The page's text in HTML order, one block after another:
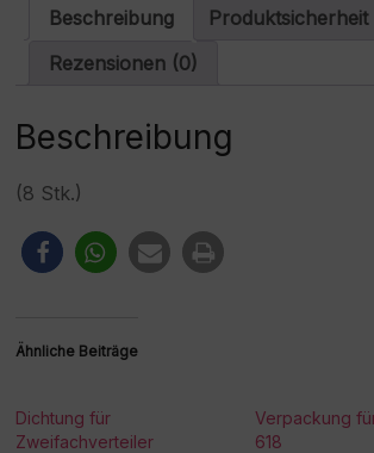
t
Beschreibung
Produktsicherheit
Rezensionen (0)
Beschreibung
(8 Stk.)
Ähnliche Beiträge
Dichtung für
Zweifachverteiler
Verpackung
618